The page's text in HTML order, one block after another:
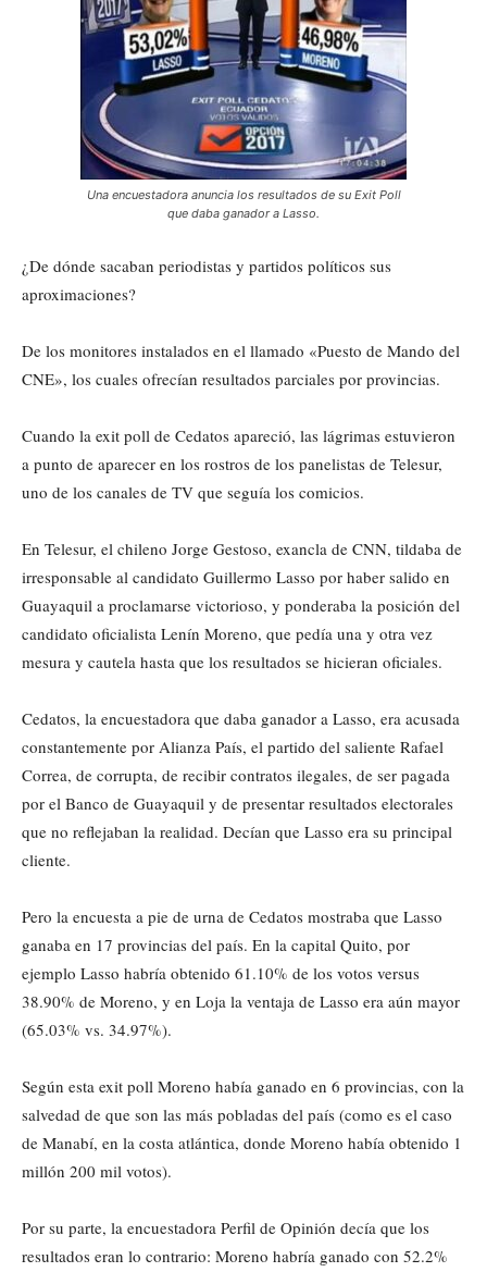
Una encuestadora anuncia los resultados de su Exit Poll
que daba ganador a Lasso.
¿De dónde sacaban periodistas y partidos políticos sus
aproximaciones?
De los monitores instalados en el llamado «Puesto de Mando del
CNE», los cuales ofrecían resultados parciales por provincias.
Cuando la exit poll de Cedatos apareció, las lágrimas estuvieron
a punto de aparecer en los rostros de los panelistas de Telesur,
uno de los canales de TV que seguía los comicios.
En Telesur, el chileno Jorge Gestoso, exancla de CNN, tildaba de
irresponsable al candidato Guillermo Lasso por haber salido en
Guayaquil a proclamarse victorioso, y ponderaba la posición del
candidato oficialista Lenín Moreno, que pedía una y otra vez
mesura y cautela hasta que los resultados se hicieran oficiales.
Cedatos, la encuestadora que daba ganador a Lasso, era acusada
constantemente por Alianza País, el partido del saliente Rafael
Correa, de corrupta, de recibir contratos ilegales, de ser pagada
por el Banco de Guayaquil y de presentar resultados electorales
que no reflejaban la realidad. Decían que Lasso era su principal
cliente.
Pero la encuesta a pie de urna de Cedatos mostraba que Lasso
ganaba en 17 provincias del país. En la capital Quito, por
ejemplo Lasso habría obtenido 61.10% de los votos versus
38.90% de Moreno, y en Loja la ventaja de Lasso era aún mayor
(65.03% vs. 34.97%).
Según esta exit poll Moreno había ganado en 6 provincias, con la
salvedad de que son las más pobladas del país (como es el caso
de Manabí, en la costa atlántica, donde Moreno había obtenido 1
millón 200 mil votos).
Por su parte, la encuestadora Perfil de Opinión decía que los
resultados eran lo contrario: Moreno habría ganado con 52.2%